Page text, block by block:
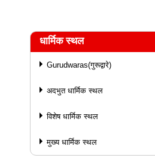
धार्मिक स्थल
Gurudwaras(गुरूद्वारे)
अदभुत धार्मिक स्थल
विशेष धार्मिक स्थल
मुख्य धार्मिक स्थल